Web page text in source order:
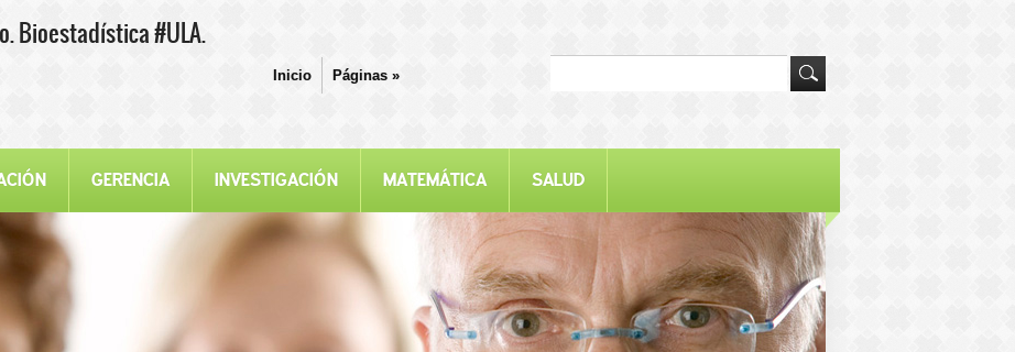
Bioestadística #ULA.
Inicio Páginas »
GERENCIA INVESTIGACIÓN MATEMÁTICA SALUD